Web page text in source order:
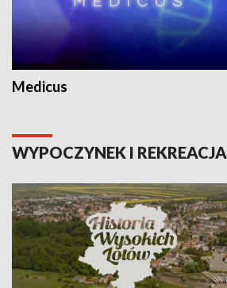
Medicus
WYPOCZYNEK I REKREACJA